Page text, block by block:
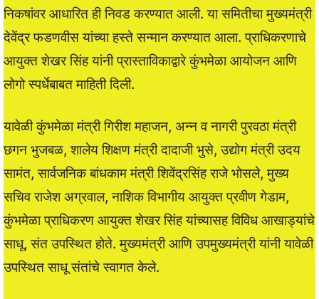
निकषांवर आधारित ही निवड करण्यात आली. या समितीचा मुख्यमंत्री
देवेंद्र फडणवीस यांच्या हस्ते सन्मान करण्यात आला. प्राधिकरणाचे
आयुक्त शेखर सिंह यांनी प्रास्ताविकाद्वारे कुंभमेळा आयोजन आणि
लोगो स्पर्धेबाबत माहिती दिली.
यावेळी कुंभमेळा मंत्री गिरीश महाजन, अन्न व नागरी पुरवठा मंत्री
छगन भुजबळ, शालेय शिक्षण मंत्री दादाजी भुसे, उद्योग मंत्री उदय
सामंत, सार्वजनिक बांधकाम मंत्री शिवेंद्रसिंह राजे भोसले, मुख्य
सचिव राजेश अग्रवाल, नाशिक विभागीय आयुक्त प्रवीण गेडाम,
कुंभमेळा प्राधिकरण आयुक्त शेखर सिंह यांच्यासह विविध आखाड्यांचे
साधू, संत उपस्थित होते. मुख्यमंत्री आणि उपमुख्यमंत्री यांनी यावेळी
उपस्थित साधू संतांचे स्वागत केले.